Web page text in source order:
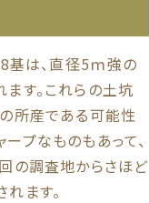
基は、直径5ｍ強の
す。これらの土坑
所産である可能性
プなものもあって、
の調査地からさほど
ます。